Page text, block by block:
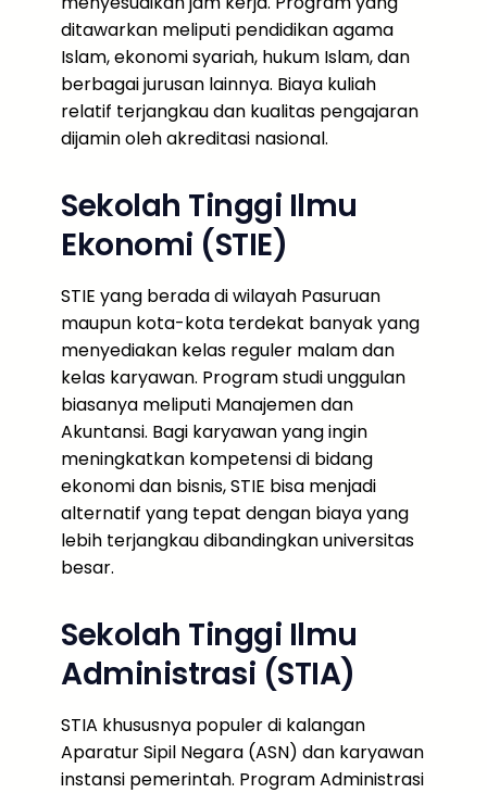
ditawarkan meliputi pendidikan agama
Islam, ekonomi syariah, hukum Islam, dan
berbagai jurusan lainnya. Biaya kuliah
relatif terjangkau dan kualitas pengajaran
dijamin oleh akreditasi nasional.
Sekolah Tinggi Ilmu
Ekonomi (STIE)
STIE yang berada di wilayah Pasuruan
maupun kota-kota terdekat banyak yang
menyediakan kelas reguler malam dan
kelas karyawan. Program studi unggulan
biasanya meliputi Manajemen dan
Akuntansi. Bagi karyawan yang ingin
meningkatkan kompetensi di bidang
ekonomi dan bisnis, STIE bisa menjadi
alternatif yang tepat dengan biaya yang
lebih terjangkau dibandingkan universitas
besar.
Sekolah Tinggi Ilmu
Administrasi (STIA)
STIA khususnya populer di kalangan
Aparatur Sipil Negara (ASN) dan karyawan
instansi pemerintah. Program Administrasi